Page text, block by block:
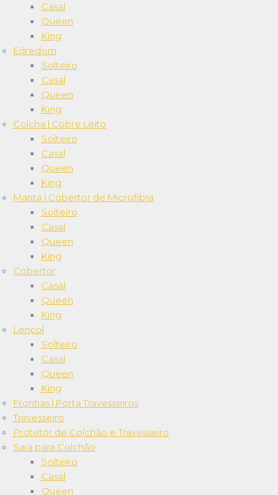
Casal
Queen
King
Edredom
Solteiro
Casal
Queen
King
Colcha | Cobre Leito
Solteiro
Casal
Queen
King
Manta | Cobertor de Microfibra
Solteiro
Casal
Queen
King
Cobertor
Casal
Queen
King
Lençol
Solteiro
Casal
Queen
King
Fronhas | Porta Travesseiros
Travesseiro
Protetor de Colchão e Travesseiro
Saia para Colchão
Solteiro
Casal
Queen